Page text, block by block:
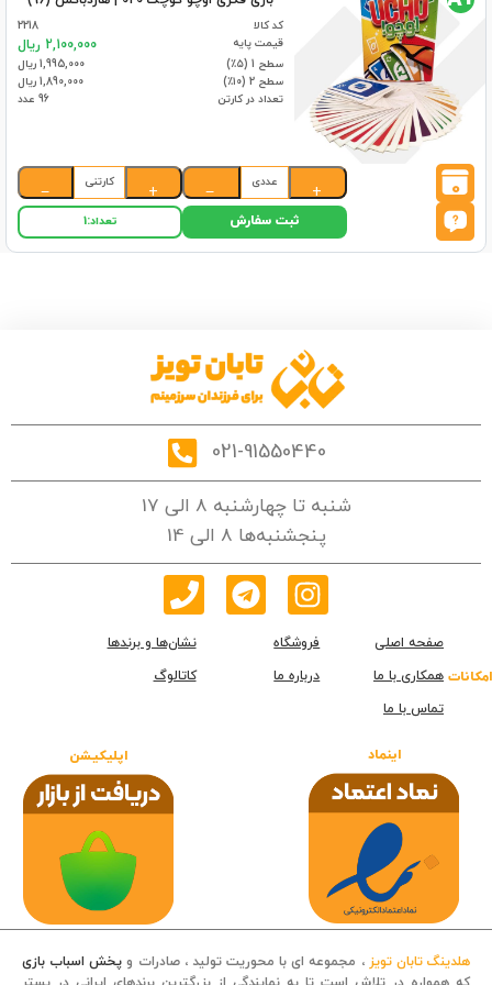
کد کالا
2218
قیمت پایه
2,100,000 ریال
سطح 1 (۵٪)
1,995,000 ریال
سطح 2 (۱۰٪)
1,890,000 ریال
تعداد در کارتن
96 عدد
0
+
عددی
−
+
کارتنی
−
ثبت سفارش تعداد:1
021-91550440
شنبه تا چهارشنبه 8 الی 17
پنجشنبه‌ها 8 الی 14
امکانات
صفحه اصلی فروشگاه
نشان‌ها و برندها
همکاری با ما
درباره ما
کاتالوگ
تماس با ما
اینماد اپلیکیشن
هلدینگ تابان تویز ، مجموعه ای با محوریت تولید ، صادرات و پخش اسباب بازی